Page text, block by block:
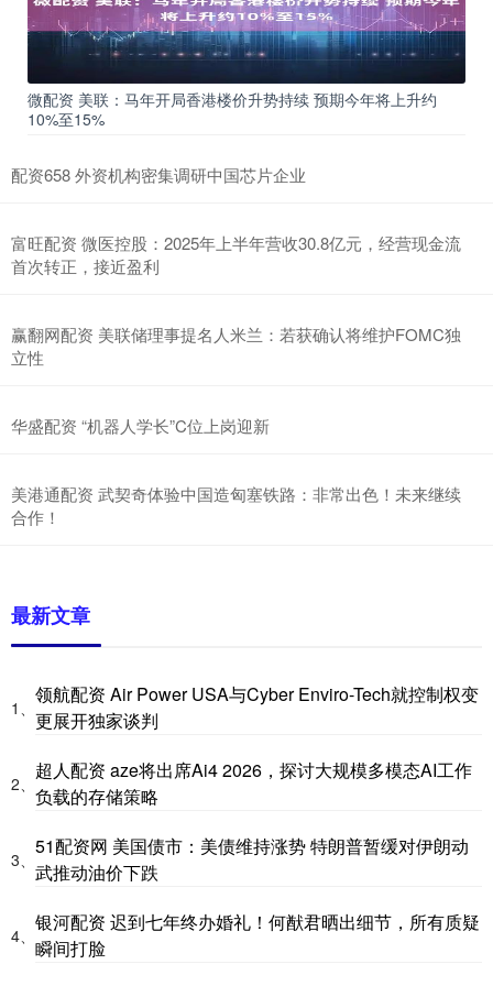
微配资 美联：马年开局香港楼价升势持续 预期今年将上升约
10%至15%
配资658 外资机构密集调研中国芯片企业
富旺配资 微医控股：2025年上半年营收30.8亿元，经营现金流
首次转正，接近盈利
赢翻网配资 美联储理事提名人米兰：若获确认将维护FOMC独
立性
华盛配资 “机器人学长”C位上岗迎新
美港通配资 武契奇体验中国造匈塞铁路：非常出色！未来继续
合作！
最新文章
1、
领航配资 Air Power USA与Cyber Enviro-Tech就控制权变
更展开独家谈判
2、
超人配资 aze将出席Ai4 2026，探讨大规模多模态AI工作
负载的存储策略
3、
51配资网 美国债市：美债维持涨势 特朗普暂缓对伊朗动
武推动油价下跌
4、
银河配资 迟到七年终办婚礼！何猷君晒出细节，所有质疑
瞬间打脸